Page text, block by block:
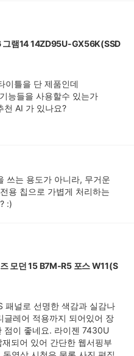
램14 14ZD95U-GX56K(SSD
이틀을 단 제품인데
능들을 사용할수 있는가
천 AI 가 있나요?
쓰는 용도가 아니라, 무거운
용 칩으로 가볍게 처리하는
:)
모던 15 B7M-R5 포스 W11(S
패널로 선명한 색감과 실감나
글레어 적용까지 되어있어 장
점이 좋네요. 라이젠 7430U
되어 있어 간단한 웹서핑부